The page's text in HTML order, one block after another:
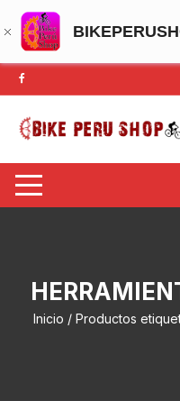
Saltar
al
contenido
Inicio / Productos